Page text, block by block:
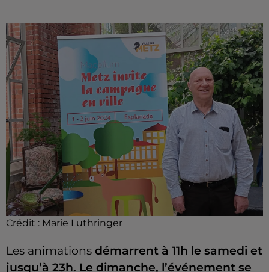
Crédit : Marie Luthringer
Les animations démarrent à 11h le samedi et
jusqu’à 23h. Le dimanche, l’événement se